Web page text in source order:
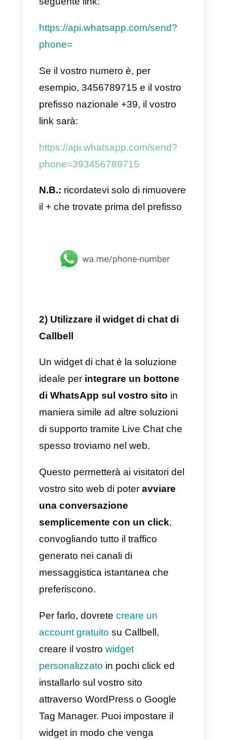
scegliere la maniera più semplice
per partire:
API di WhatsApp
Partiamo dalla soluzione più
semplice). Questa soluzione ci
un’immagine, un bottone o una
visitatori.
personalizzato basterà inserire il
vostro numero di telefono al
seguente link:
https://api.whatsapp.com/send?
phone=
Se il vostro numero è, per
esempio, 3456789715 e il vostro
prefisso nazionale +39, il vostro
link sarà:
https://api.whatsapp.com/send?
phone=393456789715
N.B.: ricordatevi solo di
il + che trovate prima del prefisso